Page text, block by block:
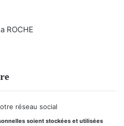
ROCHE
réseau social
soient stockées et utilisées